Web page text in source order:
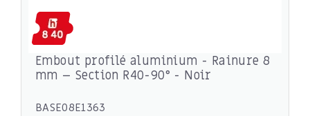
Embout profilé aluminium - Rainure 8
mm – Section R40-90° - Noir
BASE08E1363